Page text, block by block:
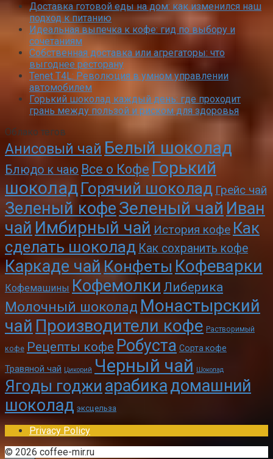
Доставка готовой еды на дом: как изменился наш
подход к питанию
Идеальная выпечка к кофе: гид по выбору и
сочетаниям
Собственная доставка или агрегаторы: что
выгоднее ресторану
Tenet T4L: Революция в умном управлении
автомобилем
Горький шоколад каждый день: где проходит
грань между пользой и риском для здоровья
Облако тегов
Анисовый чай Белый шоколад
Блюдо к чаю Все о Кофе Горький
шоколад Горячий шоколад Грейс чай
Зеленый кофеЗеленый чай Иван
чай Имбирный чай История кофе Как
сделать шоколад Как сохранить кофе
Каркаде чай Конфеты Кофеварки
Кофемашины Кофемолки Либерика
Молочный шоколад Монастырский
чай Производители кофе Растворимый
кофе Рецепты кофе Робуста Сорта кофе
Травяной чай Цикорий Черный чай Шоколад
Ягоды годжи арабикадомашний
шоколад эксцельза
Privacy Policy
© 2026 coffee-mir.ru